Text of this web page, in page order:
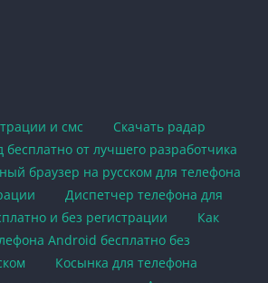
и смс
Скачать радар
бесплатно от лучшего разработчика
браузер на русском для телефона
Диспетчер телефона для
и без регистрации
Как
Android бесплатно без
Косынка для телефона